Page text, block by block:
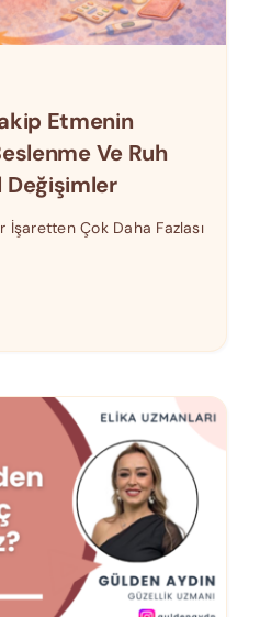
Etmenin
Ve Ruh
Değişimler
İşaretten Çok Daha Fazlası